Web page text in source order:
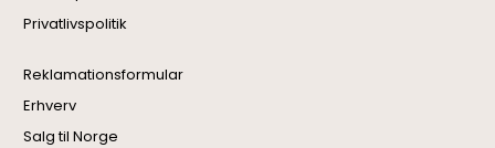
Privatlivspolitik
Reklamationsformular
Erhverv
Salg til Norge